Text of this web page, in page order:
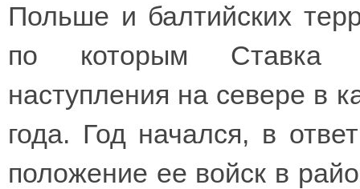
Польше и балтийских
по которым Ставка
наступления на севере в
года. Год начался, в
положение ее войск в